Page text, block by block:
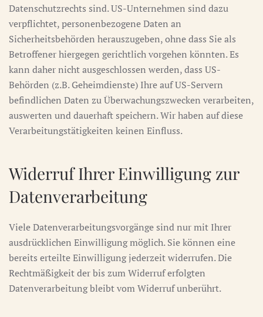
Datenschutzrechts sind. US-Unternehmen sind dazu
verpflichtet, personenbezogene Daten an
Sicherheitsbehörden herauszugeben, ohne dass Sie als
Betroffener hiergegen gerichtlich vorgehen könnten. Es
kann daher nicht ausgeschlossen werden, dass US-
Behörden (z.B. Geheimdienste) Ihre auf US-Servern
befindlichen Daten zu Überwachungszwecken verarbeiten,
auswerten und dauerhaft speichern. Wir haben auf diese
Verarbeitungstätigkeiten keinen Einfluss.
Widerruf Ihrer Einwilligung zur
Datenverarbeitung
Viele Datenverarbeitungsvorgänge sind nur mit Ihrer
ausdrücklichen Einwilligung möglich. Sie können eine
bereits erteilte Einwilligung jederzeit widerrufen. Die
Rechtmäßigkeit der bis zum Widerruf erfolgten
Datenverarbeitung bleibt vom Widerruf unberührt.